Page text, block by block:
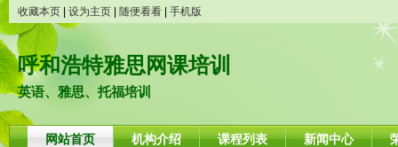
收藏本页 设为主页 随便看看 手机版
呼和浩特雅思网课培训
英语、雅思、托福培训
网站首页 机构介绍 课程列表 新闻中心